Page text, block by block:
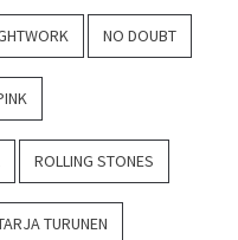
NO DOUBT
ROLLING STONES
TURUNEN